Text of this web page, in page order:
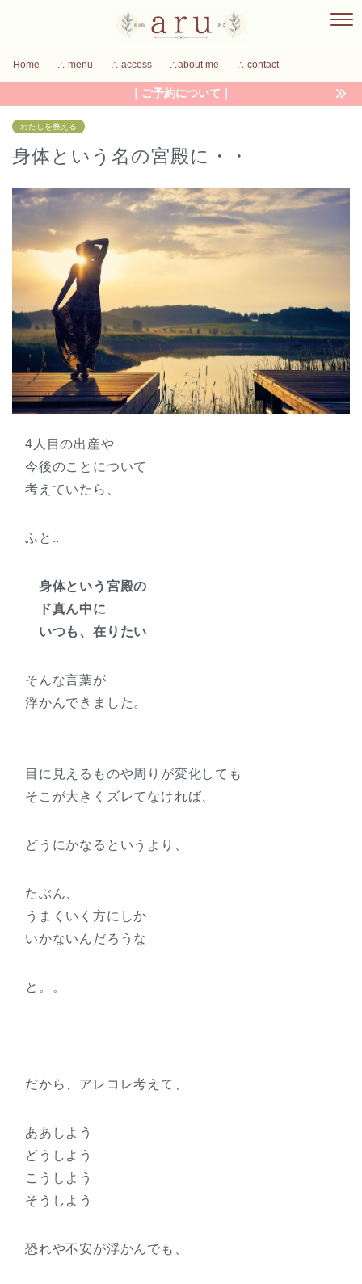
Home ∴ menu ∴ access ∴about me ∴ contact
｜ご予約について｜
わたしを整える
身体という名の宮殿に・・
4人目の出産や
今後のことについて
考えていたら、
ふと..
身体という宮殿の
ド真ん中に
いつも、在りたい
そんな言葉が
浮かんできました。
目に見えるものや周りが変化しても
そこが大きくズレてなければ、
どうにかなるというより、
たぶん、
うまくいく方にしか
いかないんだろうな
と。。
だから、アレコレ考えて、
ああしよう
どうしよう
こうしよう
そうしよう
恐れや不安が浮かんでも、